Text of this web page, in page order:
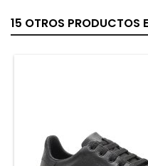
15 OTROS PRODUCTOS